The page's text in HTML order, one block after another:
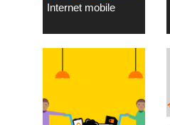
Internet mobile